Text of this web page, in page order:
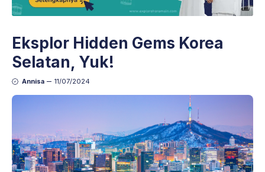
Eksplor Hidden Gems Korea
Selatan, Yuk!
Annisa 11/07/2024